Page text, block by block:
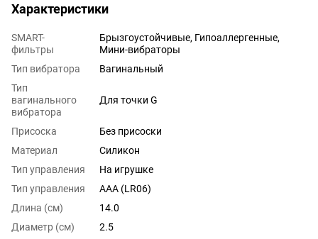
Характеристики
SMART-
фильтры
Брызгоустойчивые, Гипоаллергенные,
Мини-вибраторы
Тип вибратора
Вагинальный
Тип
вагинального
вибратора
Для точки G
Присоска
Без присоски
Материал
Силикон
Тип управления
На игрушке
Тип управления
AAA (LR06)
Длина (см)
14.0
Диаметр (см)
2.5